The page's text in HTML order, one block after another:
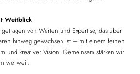
Weitblick
von Werten und Expertise, das über
hinweg gewachsen ist – mit einem feinen
und kreativer Vision. Gemeinsam stärken wir
weltweit.